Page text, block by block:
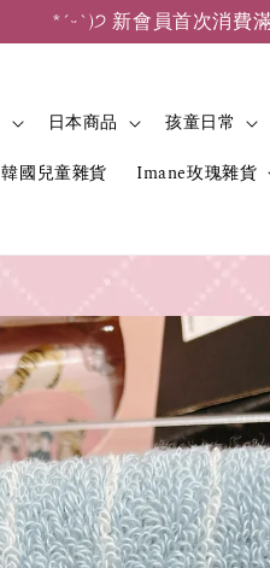
*ˊᵕˋ)੭ 新會員首次消費
日本商品 孩童日常
韓國兒童雜貨 Imane玫瑰雜貨